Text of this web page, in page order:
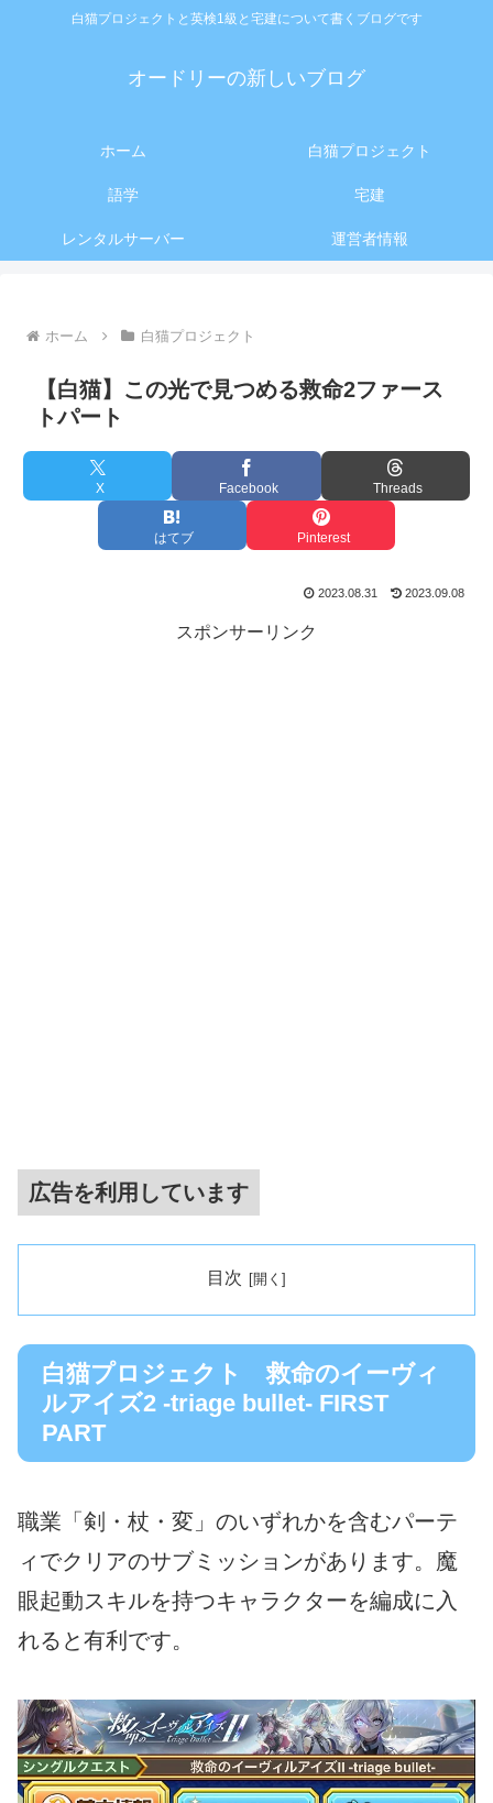
白猫プロジェクトと英検1級と宅建について書くブログです
オードリーの新しいブログ
ホーム 白猫プロジェクト
語学 宅建
レンタルサーバー 運営者情報
ホーム 白猫プロジェクト
【白猫】この光で見つめる救命2ファース
トパート
X Facebook Threads
はてブ Pinterest
2023.08.31 2023.09.08
スポンサーリンク
広告を利用しています
目次
白猫プロジェクト 救命のイーヴィ
ルアイズ2 -triage bullet- FIRST
PART
職業「剣・杖・変」のいずれかを含むパーテ
ィでクリアのサブミッションがあります。魔
眼起動スキルを持つキャラクターを編成に入
れると有利です。